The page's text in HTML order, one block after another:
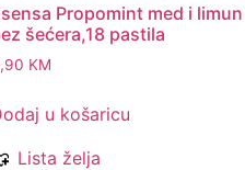
Propomint med i limun
šećera,18 pastila
KM
u košaricu
Lista želja